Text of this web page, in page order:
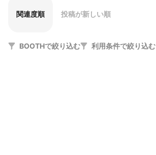
関連度順 投稿が新しい順
BOOTHで絞り込む 利用条件で絞り込む